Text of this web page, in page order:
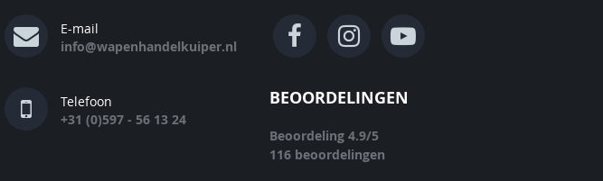
E-mail
info@wapenhandelkuiper.nl
Telefoon
+31 (0)597 - 56 13 24
BEOORDELINGEN
Beoordeling 4.9/5
116 beoordelingen